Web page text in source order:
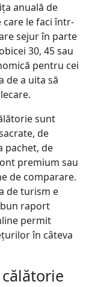
anuală de
care le faci într-
sejur în parte
30, 45 sau
pentru cei
de a uita să
sunt
de
pachet, de
premium sau
de comparare.
de turism e
raport
permit
în câteva